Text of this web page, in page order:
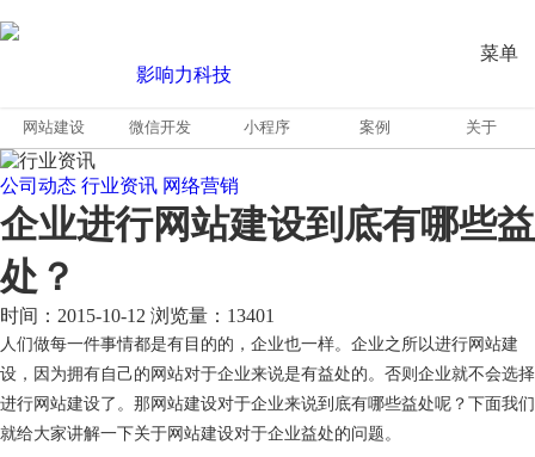
菜单
网站建设 微信开发 小程序 案例 关于
公司动态 行业资讯 网络营销
企业进行网站建设到底有哪些益
处？
时间：2015-10-12 浏览量：13401
人们做每一件事情都是有目的的，企业也一样。企业之所以进行网站建
设，因为拥有自己的网站对于企业来说是有益处的。否则企业就不会选择
进行网站建设了。那网站建设对于企业来说到底有哪些益处呢？下面我们
就给大家讲解一下关于网站建设对于企业益处的问题。